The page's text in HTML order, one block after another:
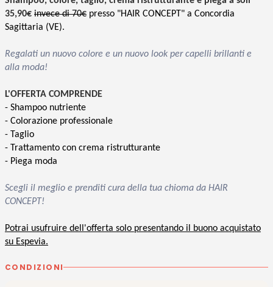
35,90€ invece di 70€ presso "HAIR CONCEPT" a Concordia
Sagittaria (VE).
Regalati un nuovo colore e un nuovo look per capelli brillanti e
alla moda!
L'OFFERTA COMPRENDE
- Shampoo nutriente
- Colorazione professionale
- Taglio
- Trattamento con crema ristrutturante
- Piega moda
Scegli il meglio e prenditi cura della tua chioma da HAIR
CONCEPT!
Potrai usufruire dell'offerta solo presentando il buono acquistato
su Espevia.
CONDIZIONI